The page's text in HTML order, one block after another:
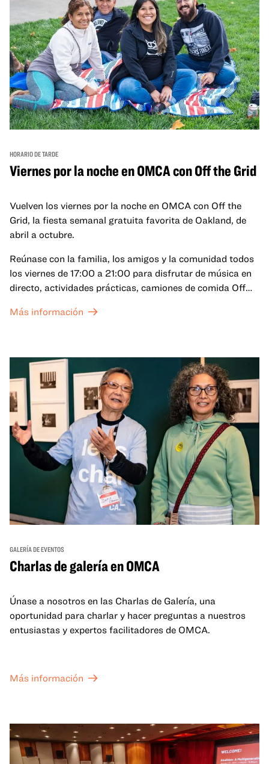
HORARIO DE TARDE
Viernes por la noche en OMCA con Off the Grid
Vuelven los viernes por la noche en OMCA con Off the
Grid, la fiesta semanal gratuita favorita de Oakland, de
abril a octubre.
Reúnase con la familia, los amigos y la comunidad todos
los viernes de 17:00 a 21:00 para disfrutar de música en
directo, actividades prácticas, camiones de comida Off
exposiciones especiales, con una
Más información
GALERÍA DE EVENTOS
Charlas de galería en OMCA
Únase a nosotros en las Charlas de Galería, una
oportunidad para charlar y hacer preguntas a nuestros
entusiastas y expertos facilitadores de OMCA.
Más información